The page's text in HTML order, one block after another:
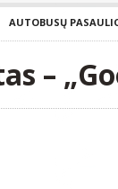
AUTOBUSŲ
–